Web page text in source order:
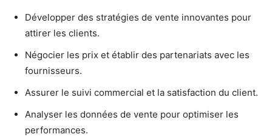
Développer des stratégies de vente innovantes pour
attirer les clients.
Négocier les prix et établir des partenariats avec les
fournisseurs.
Assurer le suivi commercial et la satisfaction du client.
Analyser les données de vente pour optimiser les
performances.